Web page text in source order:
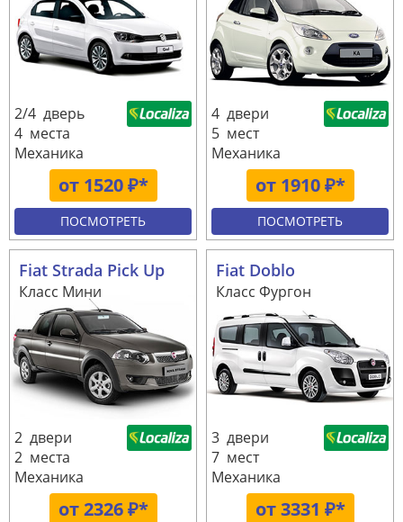
от 1520 ₽*
2/4 дверь
4 места
Механика
ПОСМОТРЕТЬ
от 1910 ₽*
4 двери
5 мест
Механика
ПОСМОТРЕТЬ
Fiat Strada Pick Up
Класс Мини
от 2326 ₽*
2 двери
2 места
Механика
Fiat Doblo
Класс Фургон
от 3331 ₽*
3 двери
7 мест
Механика